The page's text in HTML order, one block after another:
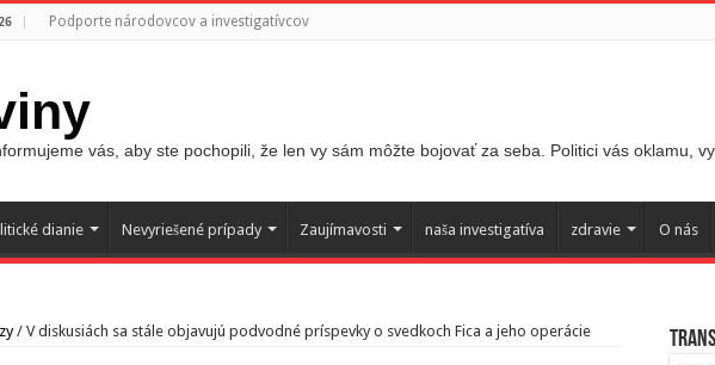
Podporte národovcov a investigatívcov
vás, aby ste pochopili, že len vy sám môžte bojovať za seba. Politici vás oklamu,
dianie Nevyriešené prípady Zaujímavosti naša investigatíva zdravie O nás
/ V diskusiách sa stále objavujú podvodné príspevky o svedkoch Fica a jeho operácie